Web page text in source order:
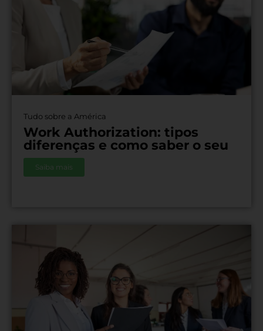
Tudo sobre a América
Work Authorization: tipos
diferenças e como saber o seu
Saiba mais